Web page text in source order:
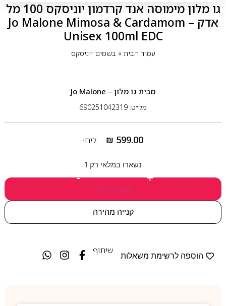
גו מלון מימוסה אנד קרדמון יוניסקס 100 מל
אדק – Jo Malone Mimosa & Cardamom
Unisex 100ml EDC
עמוד הבית» בשמים יוניסקס
מבית גו מלון – Jo Malone
מק״ט: 690251042319
₪ 599.00 ליח׳
נשארו במלאי רק 1
- +
הוספה לסל
קנייה מהירה
הוספה לרשימת משאלות
שיתוף :